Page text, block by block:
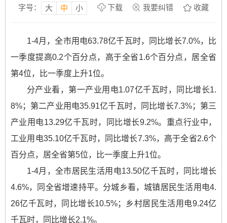
字号：
大 中 小 下载 我要纠错 收藏
1-4月，全市用电63.78亿千瓦时，同比增长7.0%，比
一季度提高0.2个百分点，高于全省1.6个百分点，居全省
第4位，比一季度上升1位。
分产业看，第一产业用电1.07亿千瓦时，同比增长1.
8%；第二产业用电35.91亿千瓦时，同比增长7.3%；第三
产业用电13.29亿千瓦时，同比增长9.2%。重点行业中，
工业用电35.10亿千瓦时，同比增长7.3%，高于全省2.6个
百分点，居全省第5位，比一季度上升1位。
1-4月，全市居民生活用电13.50亿千瓦时，同比增长
4.6%，同全省增速持平。分城乡看，城镇居民生活用电4.
26亿千瓦时，同比增长10.5%；乡村居民生活用电9.24亿
千瓦时，同比增长2.1%。